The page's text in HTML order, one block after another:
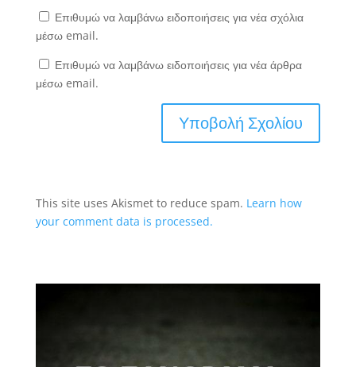
Επιθυμώ να λαμβάνω ειδοποιήσεις για νέα σχόλια
μέσω email.
Επιθυμώ να λαμβάνω ειδοποιήσεις για νέα άρθρα
μέσω email.
This site uses Akismet to reduce spam. Learn how
your comment data is processed.